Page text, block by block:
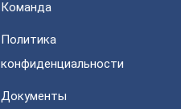
Команда
Политика
конфиденциальности
Документы